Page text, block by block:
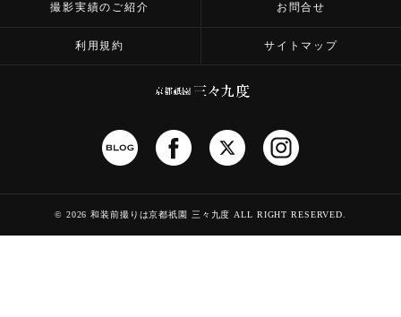
撮影実績のご紹介 お問合せ
利用規約 サイトマップ
© 2026 和装前撮りは京都祇園 三々九度 ALL RIGHT RESERVED.